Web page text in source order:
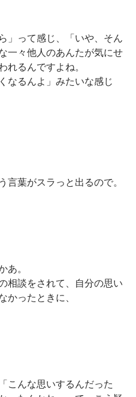
」って感じ、「いや、そん
一々他人のあんたが気にせ
れるんですよね。
なるんよ」みたいな感じ
言葉がスラっと出るので。
あ。
相談をされて、自分の思い
かったときに、
こんな思いするんだった